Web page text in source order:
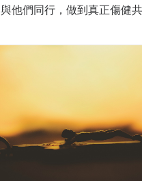
與他們同行，做到真正傷健